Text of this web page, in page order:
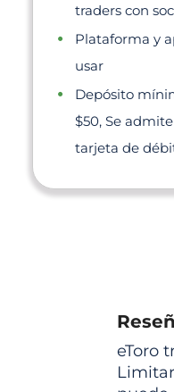
traders con
Plataforma y
usar
Depósito
$50, Se
tarjeta de
eToro